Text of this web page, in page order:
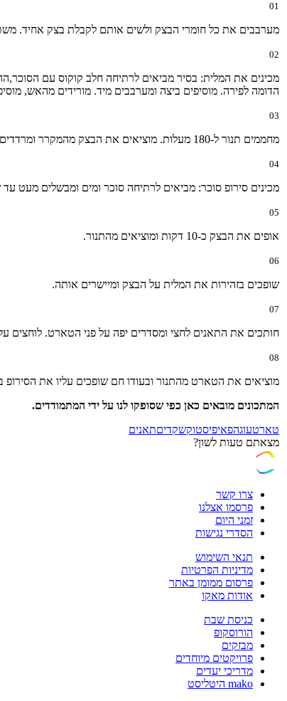
01
מערבבים את כל חומרי הבצק ולשים אותם לקבלת בצק אחיד.
02
מכינים את המלית: בסיר מביאים לרתיחה חלב קוקוס עם
הדומה לפירה. מוסיפים ביצה ומערבבים מיד. מורידים מהאש,
03
מחממים תנור ל-180 מעלות. מוציאים את הבצק מהמקרר ומרדדים אותו לעלה דק. מרפדים תבנית פאי עם הבצק המרודד ומהדקים אותו לדפנות בעזרת האצבעות.
04
מכינים סירופ סוכר: מביאים לרתיחה סוכר ומים ומבשלים מעט
05
אופים את הבצק כ-10 דקות ומוציאים מהתנור.
06
שופכים בזהירות את המלית על הבצק ומיישרים אותה.
07
חותכים את התאנים לחצי ומסדרים יפה על פני הטארט. לוחצים עליהן
08
מוציאים את הטארט מהתנור ובעודו חם שופכים עליו את הסירופ
המתכונים מובאים כאן כפי שסופקו לנו על ידי המתמודדים.
טארטעוגהפאיפיסטוקשקדיםתאנים
מצאתם טעות לשון?
צרו קשר
פרסמו אצלנו
זמני היום
הסדרי נגישות
תנאי השימוש
מדיניות הפרטיות
פרסום ממומן באתר
אודות מאקו
כניסת שבת
הורוסקופ
מבזקים
פרויקטים מיוחדים
מדריכי יעדים
mako היטליסט